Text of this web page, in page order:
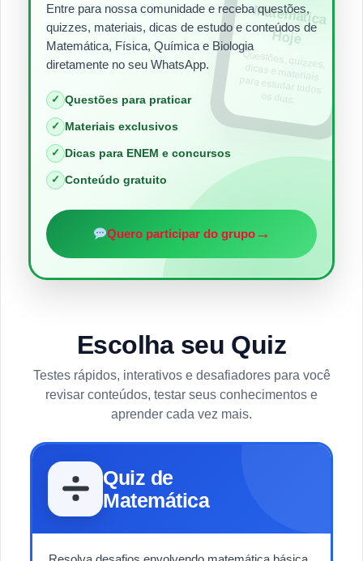
Entre para nossa comunidade e receba questões,
quizzes, materiais, dicas de estudo e conteúdos de
Matemática, Física, Química e Biologia
diretamente no seu WhatsApp.
✓ Questões para praticar
✓ Materiais exclusivos
✓ Dicas para ENEM e concursos
✓ Conteúdo gratuito
Quero participar do grupo→
Matem
ática
Hoje
Questões, quizzes,
dicas e materiais
para estudar todos
os dias.
Escolha seu Quiz
Testes rápidos, interativos e desafiadores para você
revisar conteúdos, testar seus conhecimentos e
aprender cada vez mais.
Quiz de
Matemática